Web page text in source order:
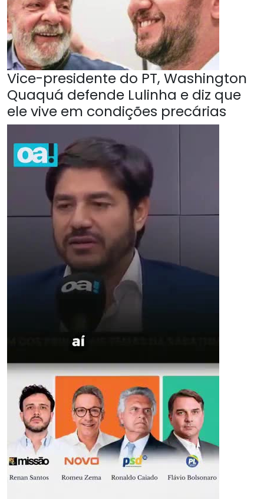
Vice-presidente do PT, Washington
Quaquá defende Lulinha e diz que
ele vive em condições precárias